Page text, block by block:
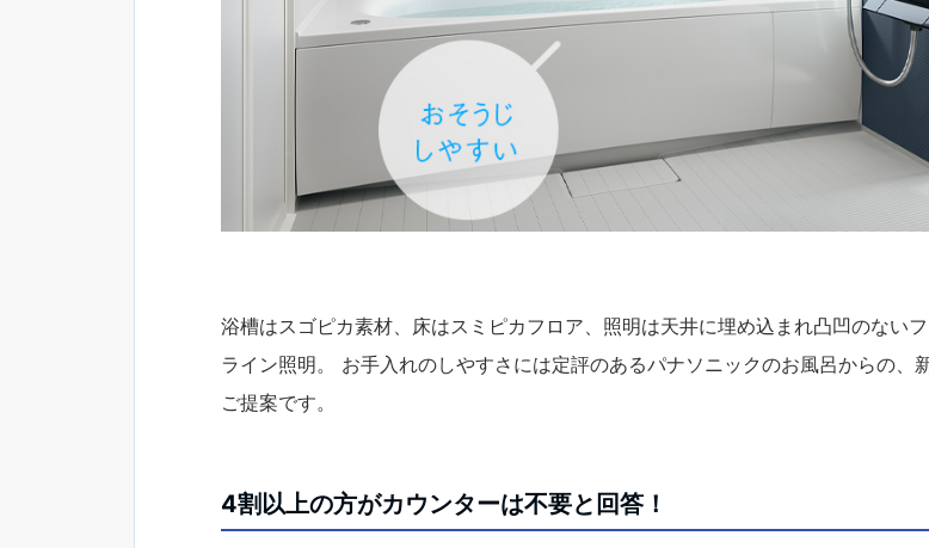
浴槽はスゴピカ素材、床はスミピカフロア、照明は天井に埋め込まれ凸凹のないフ
ライン照明。 お手入れのしやすさには定評のあるパナソニックのお風呂からの、
ご提案です。
4割以上の方がカウンターは不要と回答！